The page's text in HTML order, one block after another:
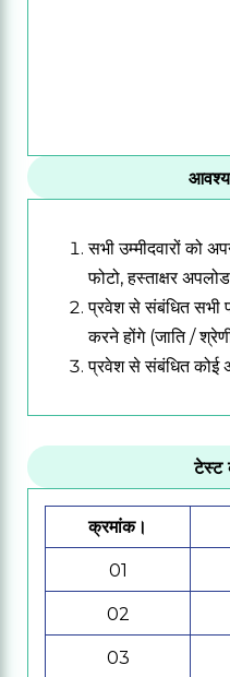
सभी उम्मीदवारों को
फोटो, हस्ताक्षर
प्रवेश से संबंधित सभी
करने होंगे (जाति /
प्रवेश से संबंधित कोई
टेस्ट
क्रमांक।
01
02
03